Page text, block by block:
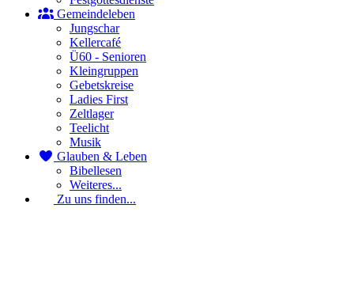
Gemeindeleben
Jungschar
Kellercafé
Ü60 - Senioren
Kleingruppen
Gebetskreise
Ladies First
Zeltlager
Teelicht
Musik
Glauben & Leben
Bibellesen
Weiteres...
Zu uns finden...